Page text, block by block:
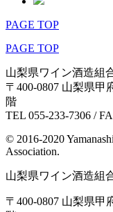
PAGE TOP
PAGE TOP
山梨県ワイン酒造組
〒400-0807 山梨県甲
階
TEL 055-233-7306 /
© 2016-2020
Association.
山梨県ワイン酒造組
〒400-0807 山梨県甲